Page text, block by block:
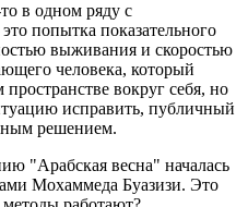
в одном ряду с
попытка показательного
выживания и скоростью
человека, который
вокруг себя, но
исправить, публичный
решением.
"Арабская весна" началась
Мохаммеда Буазизи. Это